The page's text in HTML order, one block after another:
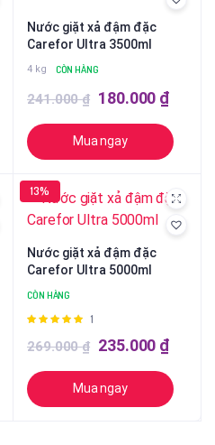
₫.
Nước giặt xả đậm đặc
Carefor Ultra 3500ml
4 kg CÒN HÀNG
241.000₫ Giá
gốc
là:
180.000 ₫Giá
tại
Mua ngay
phẩm
này
nhiều
biến
thể.
Các
tùy
có
thể
13%
Nước giặt xả đậm đặc
Carefor Ultra 5000ml
CÒN HÀNG
Được
5.005 sao
1
269.000₫ Giá
gốc
là:
235.000 ₫Giá
tại
Mua ngay